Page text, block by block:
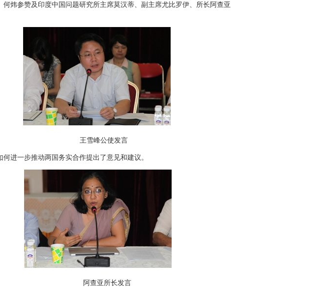
炜参赞及印度中国问题研究所主席莫汉蒂、副主席尤比罗伊、所长阿查亚
王雪峰公使发言
一步推动两国务实合作提出了意见和建议。
阿查亚所长发言